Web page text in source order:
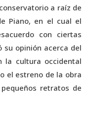
a raíz de
Piano, en el cual el
con ciertas
opinión acerca del
la cultura occidental
el estreno de la obra
retratos de